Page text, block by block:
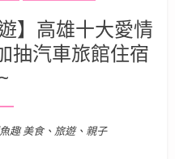
】高雄十大愛情
抽汽車旅館住宿
Posted on
趣 美食、旅遊、親子